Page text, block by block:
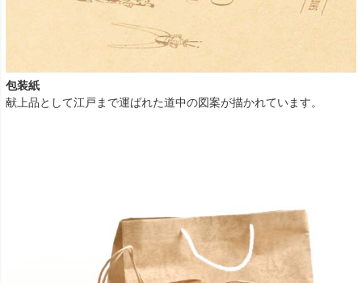
包装紙
献上品として江戸まで運ばれた道中の図案が描かれています。